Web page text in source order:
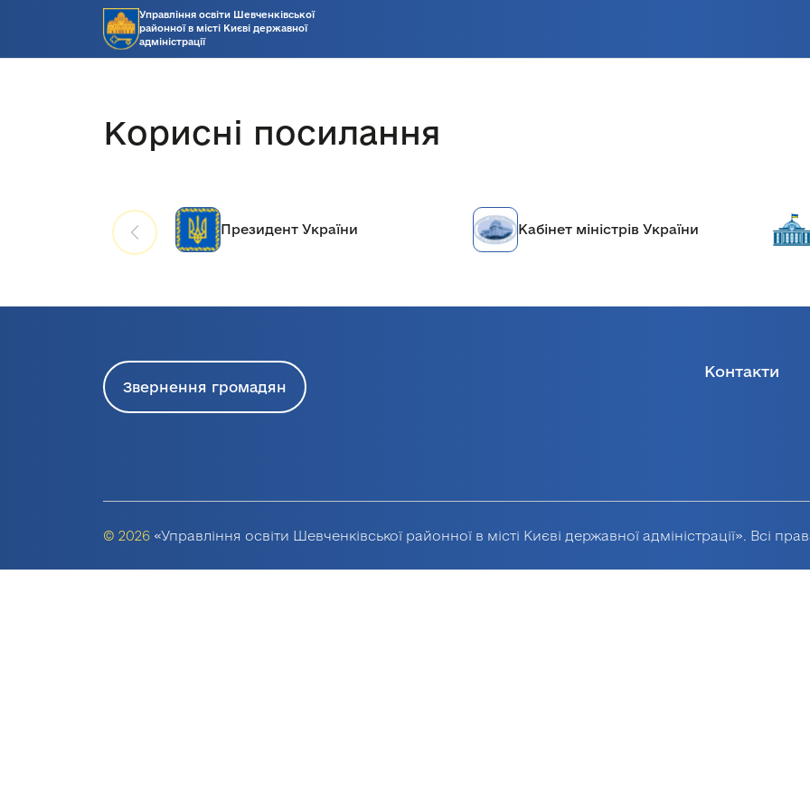
Управління освіти Шевченківської
районної в місті Києві державної
адміністрації
Корисні посилання
Президент України Кабінет міністрів України
Звернення громадян
Контакти
© 2026 «Управління освіти Шевченківської районної в місті Києві державної адміністрації». Всі